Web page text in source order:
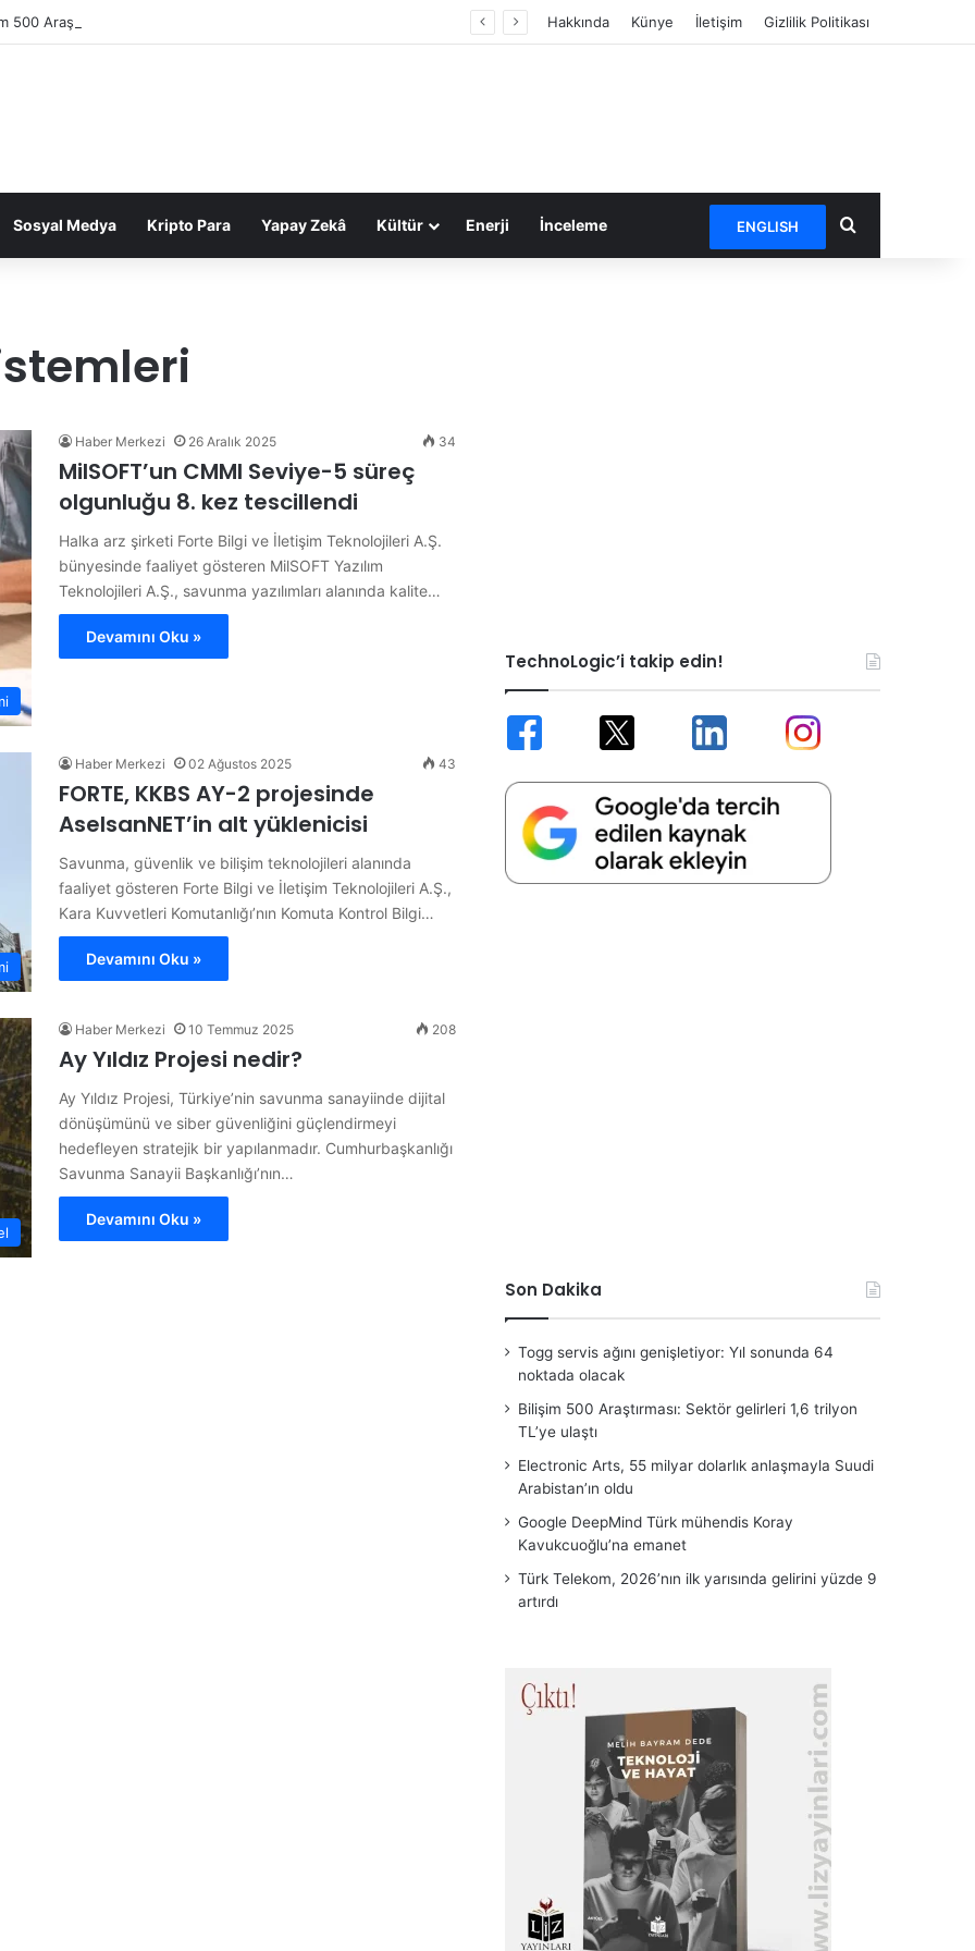
500 Araştırması: Sektör gelirleri 1,6 trilyon TL’ye ulaştı Hakkında Künye İletişim Gizlilik Politikası
Sosyal Medya Kripto Para Yapay Zekâ Kültür Enerji İnceleme ENGLISH Arama yap ...
Haber Merkezi 26 Aralık 2025 34
MilSOFT’un CMMI Seviye-5 süreç
olgunluğu 8. kez tescillendi
Halka arz şirketi Forte Bilgi ve İletişim Teknolojileri A.Ş.
bünyesinde faaliyet gösteren MilSOFT Yazılım
Teknolojileri A.Ş., savunma yazılımları alanında kalite…
Devamını Oku »
Haber Merkezi 02 Ağustos 2025 43
FORTE, KKBS AY-2 projesinde
AselsanNET’in alt yüklenicisi
Savunma, güvenlik ve bilişim teknolojileri alanında
faaliyet gösteren Forte Bilgi ve İletişim Teknolojileri A.Ş.,
Kara Kuvvetleri Komutanlığı’nın Komuta Kontrol Bilgi…
Devamını Oku »
Haber Merkezi 10 Temmuz 2025 208
Ay Yıldız Projesi nedir?
Ay Yıldız Projesi, Türkiye’nin savunma sanayiinde dijital
dönüşümünü ve siber güvenliğini güçlendirmeyi
hedefleyen stratejik bir yapılanmadır. Cumhurbaşkanlığı
Savunma Sanayii Başkanlığı’nın…
Devamını Oku »
TechnoLogic’i takip edin!
Son Dakika
Togg servis ağını genişletiyor: Yıl sonunda 64
noktada olacak
Bilişim 500 Araştırması: Sektör gelirleri 1,6 trilyon
TL’ye ulaştı
Electronic Arts, 55 milyar dolarlık anlaşmayla Suudi
Arabistan’ın oldu
Google DeepMind Türk mühendis Koray
Kavukcuoğlu’na emanet
Türk Telekom, 2026’nın ilk yarısında gelirini yüzde 9
artırdı